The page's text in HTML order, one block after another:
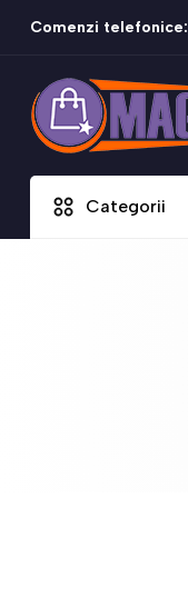
Comenzi telefonice:
Categorii